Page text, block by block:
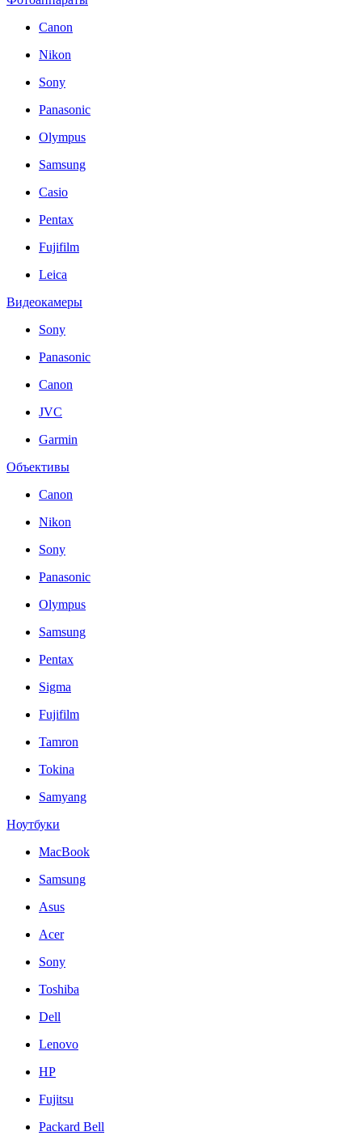
Canon
Nikon
Sony
Panasonic
Olympus
Samsung
Casio
Pentax
Fujifilm
Leica
Видеокамеры
Sony
Panasonic
Canon
JVC
Garmin
Объективы
Canon
Nikon
Sony
Panasonic
Olympus
Samsung
Pentax
Sigma
Fujifilm
Tamron
Tokina
Samyang
Ноутбуки
MacBook
Samsung
Asus
Acer
Sony
Toshiba
Dell
Lenovo
HP
Fujitsu
Packard Bell